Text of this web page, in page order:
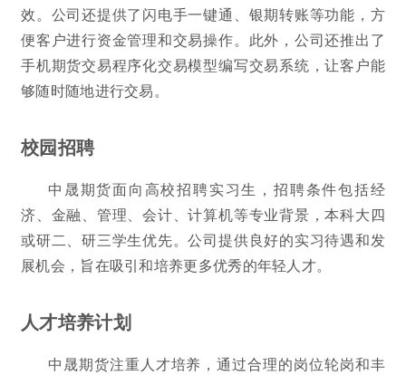
效。公司还提供了闪电手一键通、银期转账等功能，方
便客户进行资金管理和交易操作。此外，公司还推出了
手机期货交易程序化交易模型编写交易系统，让客户能
够随时随地进行交易。
校园招聘
中晟期货面向高校招聘实习生，招聘条件包括经
济、金融、管理、会计、计算机等专业背景，本科大四
或研二、研三学生优先。公司提供良好的实习待遇和发
展机会，旨在吸引和培养更多优秀的年轻人才。
人才培养计划
中晟期货注重人才培养，通过合理的岗位轮岗和丰